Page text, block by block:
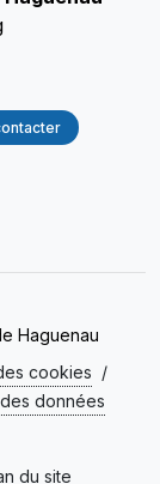
Haguenau
cookies /
données
du site